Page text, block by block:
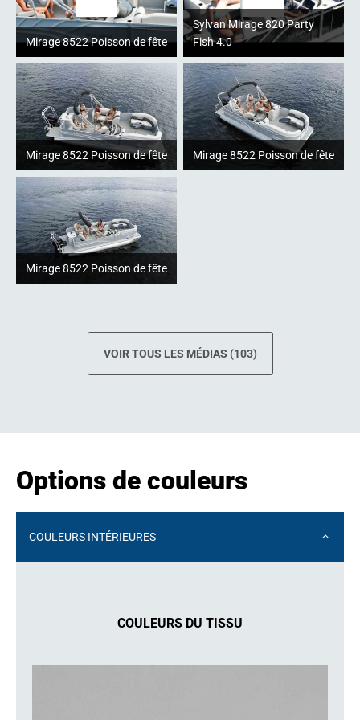
Mirage 8522 Poisson de fête
Sylvan Mirage 820 Party
Fish 4.0
Mirage 8522 Poisson de fête Mirage 8522 Poisson de fête
Mirage 8522 Poisson de fête
VOIR TOUS LES MÉDIAS (103)
Options de couleurs
COULEURS INTÉRIEURES
COULEURS DU TISSU